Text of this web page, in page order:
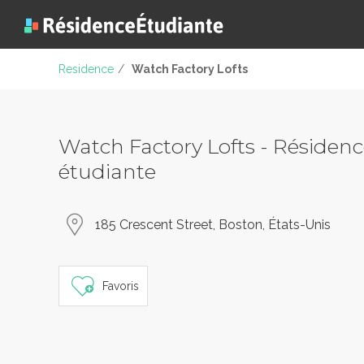
Residence / Watch Factory Lofts
Watch Factory Lofts -
étudiante
185 Crescent Street, Boston, États-Unis
Favoris